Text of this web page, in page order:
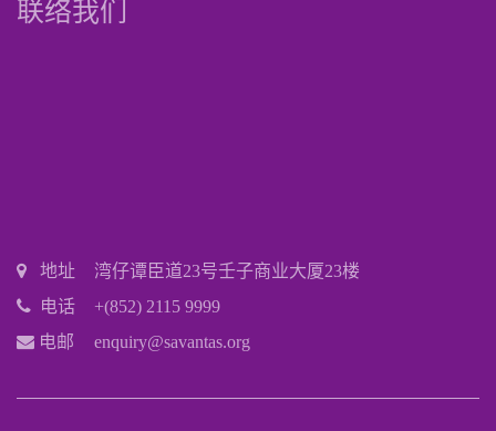
联络我们
地址
湾仔谭臣道23号壬子商业大厦23楼
电话
+(852) 2115 9999
电邮
enquiry@savantas.org